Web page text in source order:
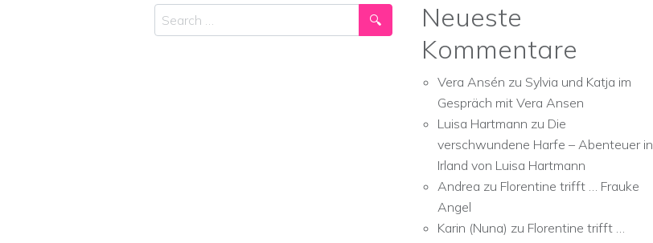
Search
Neueste
Kommentare
Vera Ansén zu Sylvia und Katja im
Gespräch mit Vera Ansen
Luisa Hartmann zu Die
verschwundene Harfe – Abenteuer in
Irland von Luisa Hartmann
Andrea zu Florentine trifft … Frauke
Angel
Karin (Nuna) zu Florentine trifft …